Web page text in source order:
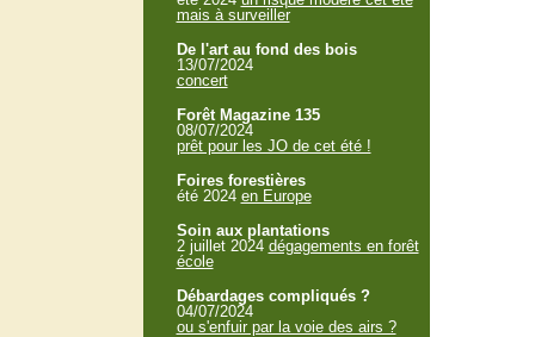
mais à surveiller
De l'art au fond des bois
13/07/2024
concert
Forêt Magazine 135
08/07/2024
prêt pour les JO de cet été !
Foires forestières
été 2024 en Europe
Soin aux plantations
2 juillet 2024 dégagements en forêt
école
Débardages compliqués ?
04/07/2024
ou s'enfuir par la voie des airs ?